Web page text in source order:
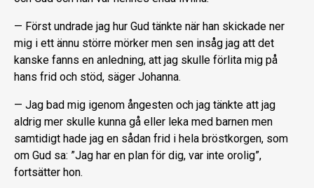
— Först undrade jag hur Gud tänkte när han skickade ner
mig i ett ännu större mörker men sen insåg jag att det
kanske fanns en anledning, att jag skulle förlita mig på
hans frid och stöd, säger Johanna.
— Jag bad mig igenom ångesten och jag tänkte att jag
aldrig mer skulle kunna gå eller leka med barnen men
samtidigt hade jag en sådan frid i hela bröstkorgen, som
om Gud sa: ”Jag har en plan för dig, var inte orolig”,
fortsätter hon.